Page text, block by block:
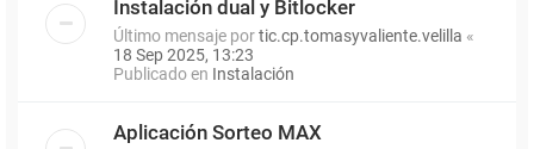
Instalación dual y Bitlocker
Último mensaje portic.cp.tomasyvaliente.velilla «
18 Sep 2025, 13:23
Publicado en Instalación
Aplicación Sorteo MAX